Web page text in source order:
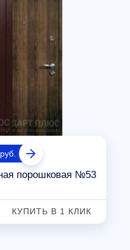
порошковая №53
КУПИТЬ В 1 КЛИК